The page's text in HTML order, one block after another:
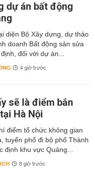
dự án bất động
diện Bộ Xây dựng, dự thảo
doanh Bất động sản sửa
đối với dự án...
4 giờ trước
sẽ là điểm bắn
Hà Nội
điểm tổ chức không gian
tuyến phố đi bộ phố Thành
định khu vực Quảng...
8 giờ trước